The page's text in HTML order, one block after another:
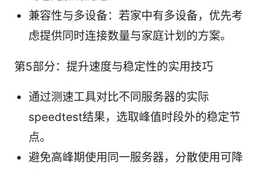
兼容性与多设备：若家中有多设备，优先考
虑提供同时连接数量与家庭计划的方案。
第5部分：提升速度与稳定性的实用技巧
通过测速工具对比不同服务器的实际
speedtest结果，选取峰值时段外的稳定节
点。
避免高峰期使用同一服务器，分散使用可降